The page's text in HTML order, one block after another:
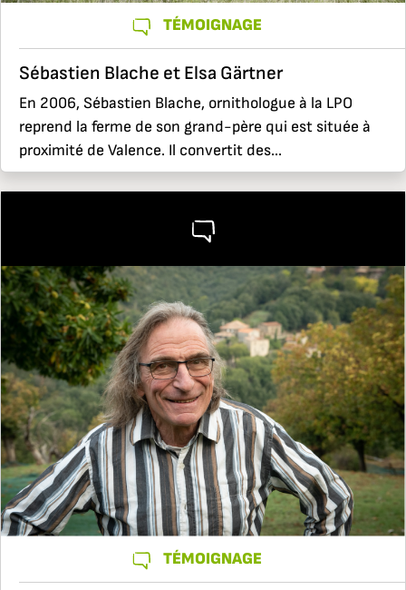
TÉMOIGNAGE
Sébastien Blache et Elsa Gärtner
En 2006, Sébastien Blache, ornithologue à la LPO
reprend la ferme de son grand-père qui est située à
proximité de Valence. Il convertit des...
TÉMOIGNAGE